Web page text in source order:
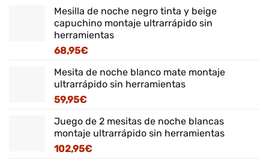
Mesilla de noche negro tinta y beige
capuchino montaje ultrarrápido sin
herramientas
68,95€
Mesita de noche blanco mate montaje
ultrarrápido sin herramientas
59,95€
Juego de 2 mesitas de noche blancas
montaje ultrarrápido sin herramientas
102,95€